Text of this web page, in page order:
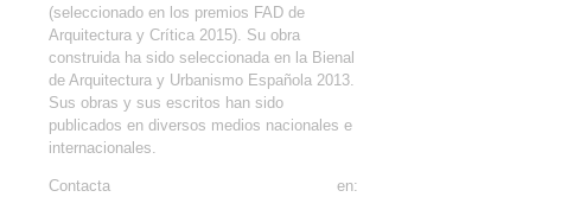
(seleccionado en los premios FAD de
Arquitectura y Crítica 2015). Su obra
construida ha sido seleccionada en la Bienal
de Arquitectura y Urbanismo Española 2013.
Sus obras y sus escritos han sido
publicados en diversos medios nacionales e
internacionales.
Contacta en: